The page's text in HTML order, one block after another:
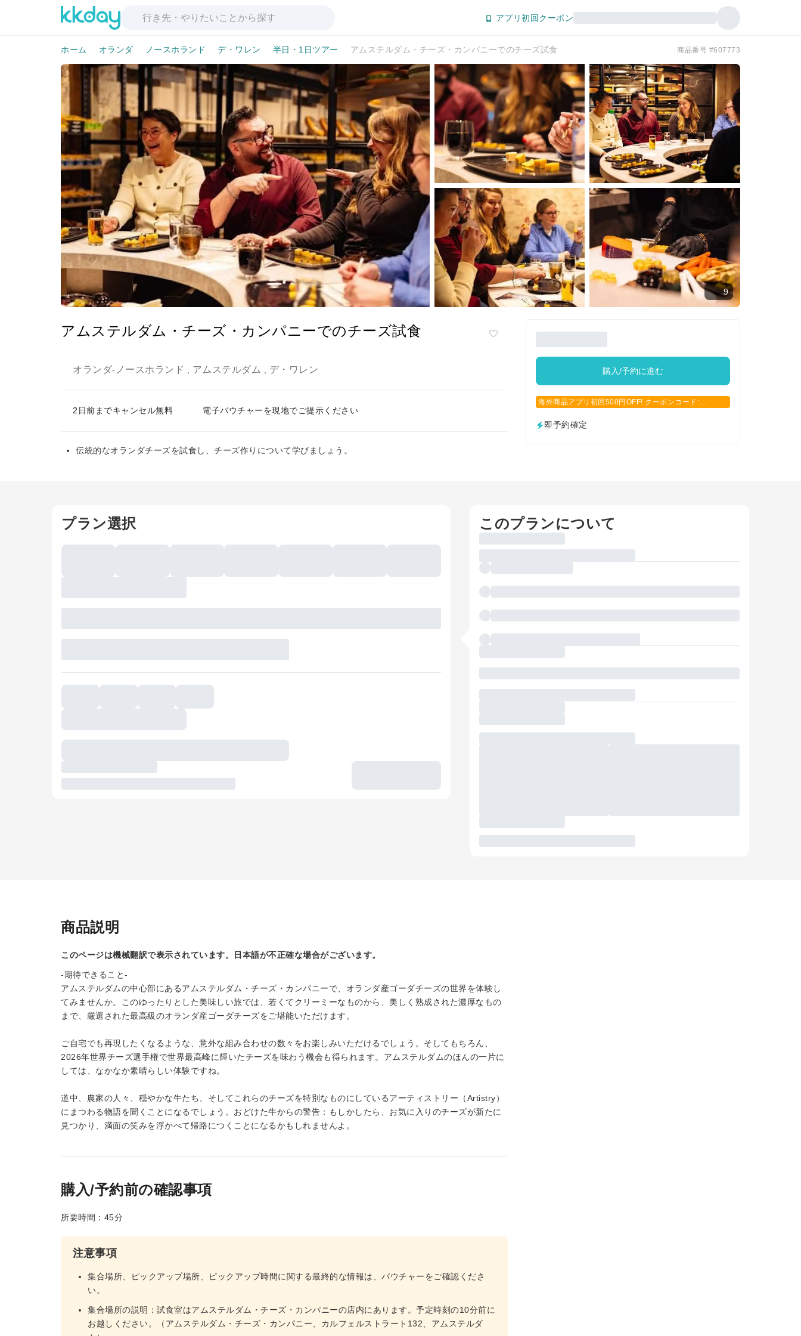
アプリ初回クーポン
ホーム オランダ ノースホランド デ・ワレン 半日・1日ツアー アムステルダム・チーズ・カンパニーでのチーズ試食 商品番号 #607773
9
アムステルダム・チーズ・カンパニーでのチーズ試食
オランダ- ノースホランド アムステルダム デ・ワレン
2日前までキャンセル無料 電子バウチャーを現地でご提示ください
伝統的なオランダチーズを試食し、チーズ作りについて学びましょう。
購入/予約に進む
海外商品アプリ初回500円OFF! クーポンコード:
即予約確定
プラン選択 このプランについて
商品説明
このページは機械翻訳で表示されています。日本語が不正確な場合がございます。
-期待できること-
アムステルダムの中心部にあるアムステルダム・チーズ・カンパニーで、オランダ産ゴーダチーズの世界を体験し
てみませんか。このゆったりとした美味しい旅では、若くてクリーミーなものから、美しく熟成された濃厚なもの
まで、厳選された最高級のオランダ産ゴーダチーズをご堪能いただけます。
ご自宅でも再現したくなるような、意外な組み合わせの数々をお楽しみいただけるでしょう。そしてもちろん、
2026年世界チーズ選手権で世界最高峰に輝いたチーズを味わう機会も得られます。アムステルダムのほんの一片に
しては、なかなか素晴らしい体験ですね。
道中、農家の人々、穏やかな牛たち、そしてこれらのチーズを特別なものにしているアーティストリー（Artistry）
にまつわる物語を聞くことになるでしょう。おどけた牛からの警告：もしかしたら、お気に入りのチーズが新たに
見つかり、満面の笑みを浮かべて帰路につくことになるかもしれませんよ。
購入/予約前の確認事項
所要時間：45分
注意事項
集合場所、ピックアップ場所、ピックアップ時間に関する最終的な情報は、バウチャーをご確認くださ
い。
集合場所の説明：試食室はアムステルダム・チーズ・カンパニーの店内にあります。予定時刻の10分前に
お越しください。（アムステルダム・チーズ・カンパニー、カルフェルストラート132、アムステルダ